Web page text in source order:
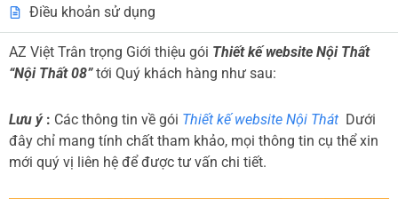
Điều khoản sử dụng
AZ Việt Trân trọng Giới thiệu gói Thiết kế website Nội Thất
“Nội Thất 08”tới Quý khách hàng như sau:
Lưu ý: Các thông tin về gói Thiết kế website Nội Thát Dưới
đây chỉ mang tính chất tham khảo, mọi thông tin cụ thể xin
mới quý vị liên hệ để được tư vấn chi tiết.